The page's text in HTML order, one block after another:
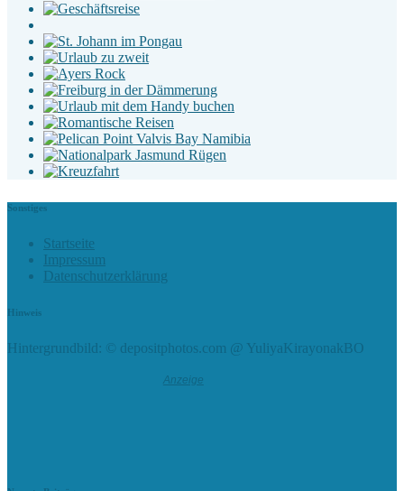
Sonstiges
Startseite
Impressum
Datenschutzerklärung
Hinweis
Hintergrundbild: © depositphotos.com @ YuliyaKirayonakBO